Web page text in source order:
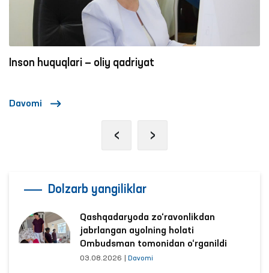
Inson huquqlari — oliy qadriyat
Davomi
‹ ›
Dolzarb yangiliklar
Qashqadaryoda zo‘ravonlikdan
jabrlangan ayolning holati
Ombudsman tomonidan o‘rganildi
03.08.2026 Davomi